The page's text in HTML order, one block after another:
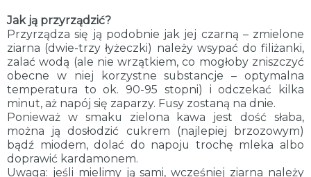
Jak ją przyrządzić?
Przyrządza się ją podobnie jak jej czarną – zmielone
ziarna (dwie-trzy łyżeczki) należy wsypać do filiżanki,
zalać wodą (ale nie wrzątkiem, co mogłoby zniszczyć
obecne w niej korzystne substancje – optymalna
temperatura to ok. 90-95 stopni) i odczekać kilka
minut, aż napój się zaparzy. Fusy zostaną na dnie.
Ponieważ w smaku zielona kawa jest dość słaba,
można ją dosłodzić cukrem (najlepiej brzozowym)
bądź miodem, dolać do napoju trochę mleka albo
doprawić kardamonem.
Uwaga: jeśli mielimy ją sami, wcześniej ziarna należy